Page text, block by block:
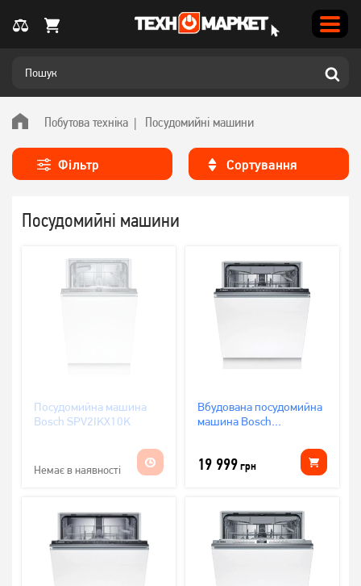
Побутова техніка Посудомийні машини
Фільтр
Посудомийні машини
Сортування
Посудомийна машина
Bosch SPV2IKX10K
Немає в наявності
Вбудована посудомийна
машина Bosch
19 999грн